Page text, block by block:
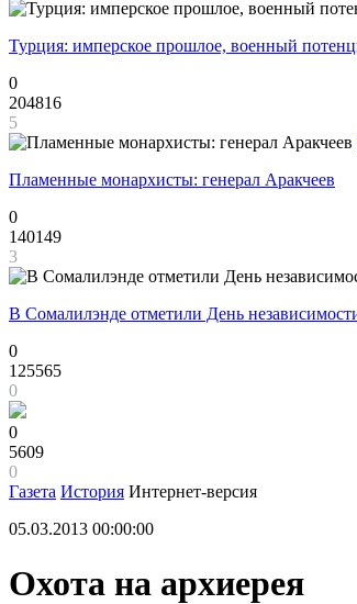
Турция: имперское прошлое, военный
0
204816
5
Пламенные монархисты: генерал Аракчеев
0
140149
3
В Сомалилэнде отметили День
0
125565
0
0
5609
0
Газета История Интернет-версия
05.03.2013 00:00:00
Охота на архиерея